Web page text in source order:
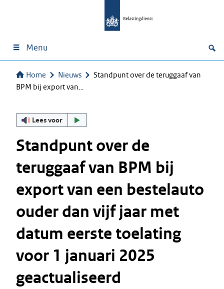
Menu
Home Nieuws
Standpunt over de teruggaaf van
BPM bij export van…
Lees voor
Standpunt over de
teruggaaf van BPM bij
export van een bestelauto
ouder dan vijf jaar met
datum eerste toelating
voor 1 januari 2025
geactualiseerd